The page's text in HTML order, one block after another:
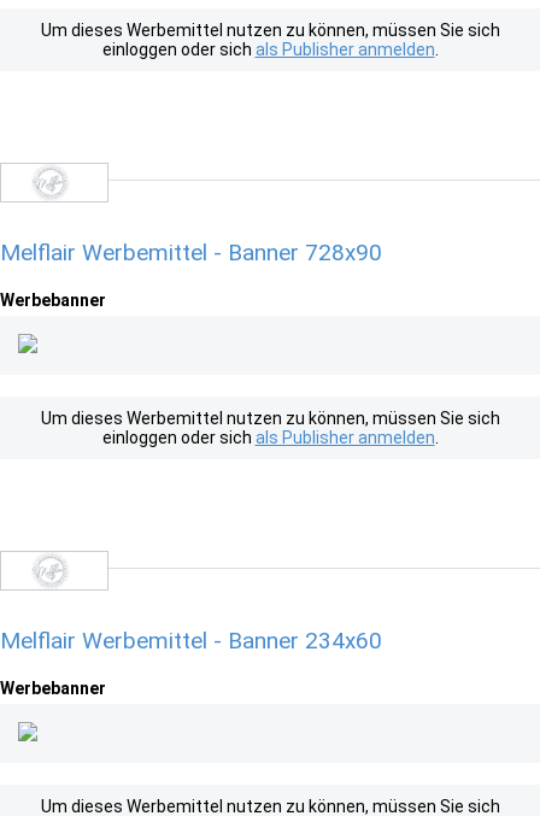
Um dieses Werbemittel nutzen zu können, müssen Sie sich
einloggen oder sich als Publisher anmelden
Melflair Werbemittel - Banner 728x90
Werbebanner
Um dieses Werbemittel nutzen zu können, müssen Sie sich
einloggen oder sich als Publisher anmelden
Melflair Werbemittel - Banner 234x60
Werbebanner
Um dieses Werbemittel nutzen zu können, müssen Sie sich